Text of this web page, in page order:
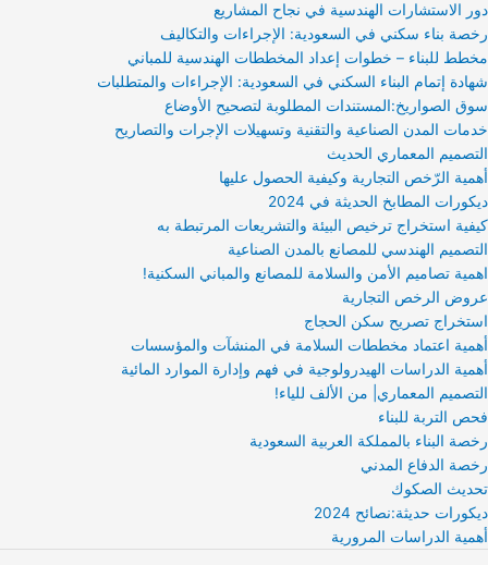
دور الاستشارات الهندسية في نجاح المشاريع
رخصة بناء سكني في السعودية: الإجراءات والتكاليف
مخطط للبناء – خطوات إعداد المخططات الهندسية للمباني
شهادة إتمام البناء السكني في السعودية: الإجراءات والمتطلبات
سوق الصواريخ:المستندات المطلوبة لتصحيح الأوضاع
خدمات المدن الصناعية والتقنية وتسهيلات الإجرات والتصاريح
التصميم المعماري الحديث
أهمية الرّخص التجارية وكيفية الحصول عليها
ديكورات المطابخ الحديثة في 2024
كيفية استخراج ترخيص البيئة والتشريعات المرتبطة به
التصميم الهندسي للمصانع بالمدن الصناعية
اهمية تصاميم الأمن والسلامة للمصانع والمباني السكنية!
عروض الرخص التجارية
استخراج تصريح سكن الحجاج
أهمية اعتماد مخططات السلامة في المنشآت والمؤسسات
أهمية الدراسات الهيدرولوجية في فهم وإدارة الموارد المائية
التصميم المعماري| من الألف للياء!
فحص التربة للبناء
رخصة البناء بالمملكة العربية السعودية
رخصة الدفاع المدني
تحديث الصكوك
ديكورات حديثة:نصائح 2024
أهمية الدراسات المرورية